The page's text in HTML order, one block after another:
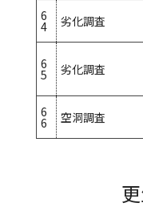
6
4 劣化調査
6
5 劣化調査
6
6 空洞調査